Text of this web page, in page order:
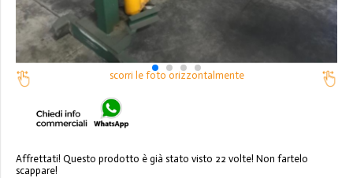
scorri le foto orizzontalmente
Affrettati! Questo prodotto è già stato visto 22 volte! Non fartelo
scappare!